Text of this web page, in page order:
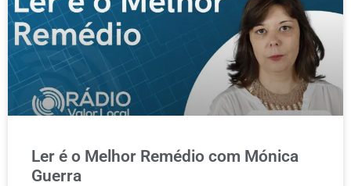
Ler é o Melhor Remédio com Mónica
Guerra